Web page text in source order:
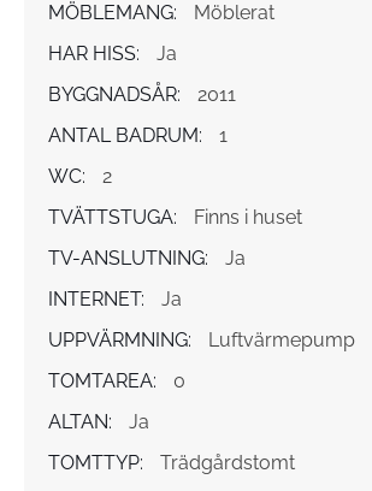
MÖBLEMANG:
Möblerat
HAR HISS:
Ja
BYGGNADSÅR:
2011
ANTAL BADRUM:
1
WC:
2
TVÄTTSTUGA:
Finns i huset
TV-ANSLUTNING:
Ja
INTERNET:
Ja
UPPVÄRMNING:
Luftvärmepump
TOMTAREA:
0
ALTAN:
Ja
TOMTTYP:
Trädgårdstomt